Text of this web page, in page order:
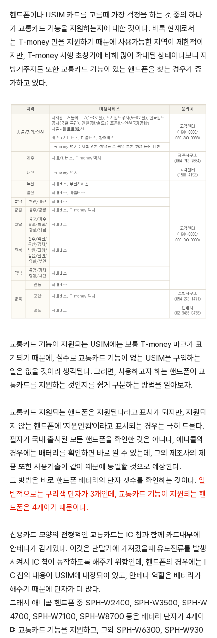
핸드폰이나 USIM 카드를 고를때 가장 걱정을 하는 것 중의 하나
가 교통카드 기능을 지원하는지에 대한 것이다. 비록 현재로서
는 T-money 만을 지원하기 때문에 사용가능한 지역이 제한적이
지만, T-money 시행 초창기에 비해 많이 확대된 상태이다보니 지
방거주자들 또한 교통카드 기능이 있는 핸드폰을 찾는 경우가 증
가하고 있다.
교통카드 기능이 지원되는 USIM에는 보통 T-money 마크가 표
기되기 때문에, 실수로 교통카드 기능이 없는 USIM을 구입하는
일은 없을 것이라 생각된다. 그러면, 사용하고자 하는 핸드폰이 교
통카드를 지원하는 것인지를 쉽게 구분하는 방법을 알아보자.
교통카드 지원되는 핸드폰은 지원된다라고 표시가 되지만, 지원되
지 않는 핸드폰에 '지원안됨'이라고 표시되는 경우는 극히 드물다.
필자가 국내 출시된 모든 핸드폰을 확인한 것은 아니나, 애니콜의
경우에는 배터리를 확인하면 바로 알 수 있는데, 그외 제조사의 제
품 또한 사용기술이 같이 때문에 동일할 것으로 예상된다.
그 방법은 바로 핸드폰 배터리의 단자 갯수를 확인하는 것이다. 일
반적으로는 구리색 단자가 3개인데, 교통카드 기능이 지원되는 핸
드폰은 4개이기 때문이다.
신용카드 모양의 전형적인 교통카드는 IC 칩과 함께 카드내부에
안테나가 감겨있다. 이것은 단말기에 가져갔을때 유도전류를 발생
시켜서 IC 칩이 동작하도록 해주기 위함인데, 핸드폰의 경우에는 I
C 칩의 내용이 USIM에 내장되어 있고, 안테나 역할은 배터리가
해주기 때문에 단자가 더 많다.
그래서 애니콜 핸드폰 중 SPH-W2400, SPH-W3500, SPH-W
4700, SPH-W7100, SPH-W8700 등은 배터리 단자가 4개이
며 교통카드 기능을 지원하고, 그외 SPH-W6300, SPH-W930